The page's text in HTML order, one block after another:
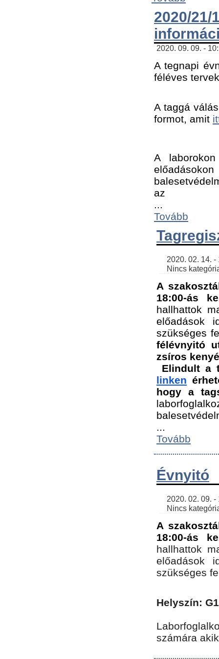
2020/
2020. 09. 09. -
A tegnapi
féléves
A taggá
formot, amit
A
az ﻿
Tovább
Nincs
A
18:00-ás
hallhattok
előadások
szükséges
félévnyitó
zsíros
Elindult a
linken
hogy a
Tovább
Évnyitó
Nincs
A
18:00-ás
hallhattok
előadások
szükséges
Helyszín:
számára